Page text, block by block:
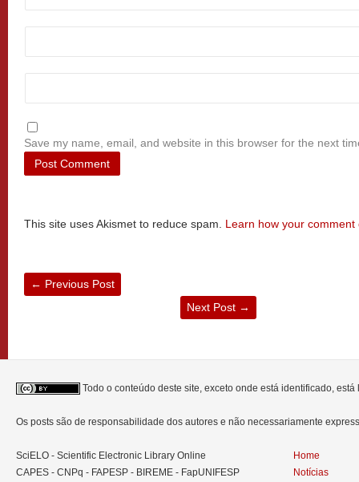
Save my name, email, and website in this browser for the next
This site uses Akismet to reduce spam. Learn how your
← Previous Post
Next Post →
Todo o conteúdo deste site, exceto onde está identificado,
Os posts são de responsabilidade dos autores e não necessariamente
SciELO - Scientific Electronic Library Online
CAPES - CNPq - FAPESP - BIREME - FapUNIFESP
Home
Notícias